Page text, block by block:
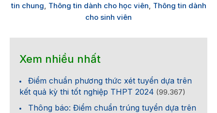
tin chung, Thông tin dành cho học viên, Thông tin dành
cho sinh viên
Xem nhiều nhất
Điểm chuẩn phương thức xét tuyển dựa trên
kết quả kỳ thi tốt nghiệp THPT 2024 (99.367)
Thông báo: Điểm chuẩn trúng tuyển dựa trên